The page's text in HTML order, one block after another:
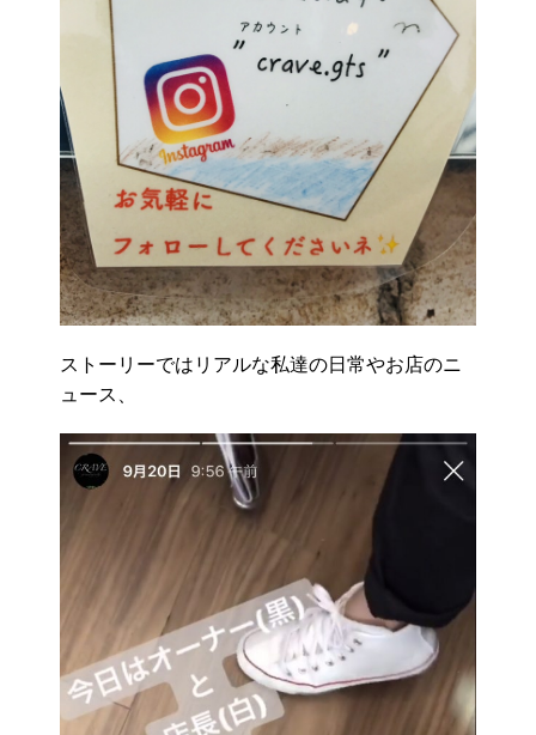
ストーリーではリアルな私達の日常やお店のニ
ュース、